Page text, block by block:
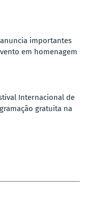
importantes
em homenagem
Internacional de
gratuita na